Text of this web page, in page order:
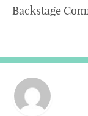
Backstage